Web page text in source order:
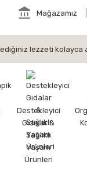
Mağazamız
Destekleyici
Gıdalar &
Sağlıklı
Yaşam
Ürünleri